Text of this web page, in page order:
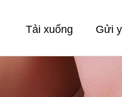
Tải xuống Gửi